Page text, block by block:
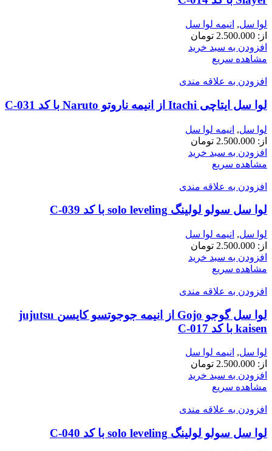
لوا سل, انیمه لوا سل
از: 2.500.000 تومان
افزودن به سبد خرید
مشاهده سریع
افزودن به علاقه مندی
لوا سل ایتاچی Itachi از انیمه ناروتو Naruto با کد C-031
لوا سل, انیمه لوا سل
از: 2.500.000 تومان
افزودن به سبد خرید
مشاهده سریع
افزودن به علاقه مندی
لوا سل سولو لولینگ solo leveling با کد C-039
لوا سل, انیمه لوا سل
از: 2.500.000 تومان
افزودن به سبد خرید
مشاهده سریع
افزودن به علاقه مندی
لوا سل گوجو Gojo از انیمه جوجوتسو کایسن jujutsu
kaisen با کد C-017
لوا سل, انیمه لوا سل
از: 2.500.000 تومان
افزودن به سبد خرید
مشاهده سریع
افزودن به علاقه مندی
لوا سل سولو لولینگ solo leveling با کد C-040